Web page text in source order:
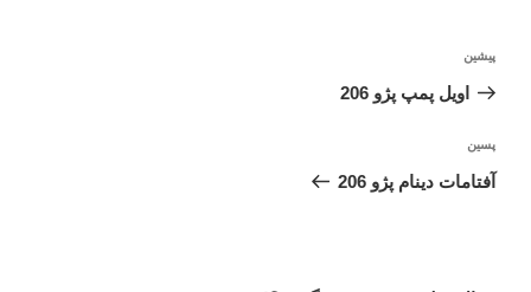
نوشته
قبلی
پیشین
اویل پمپ پژو 206
نوشته‌ٔ
بعدی
پسین
آفتامات دینام پژو 206